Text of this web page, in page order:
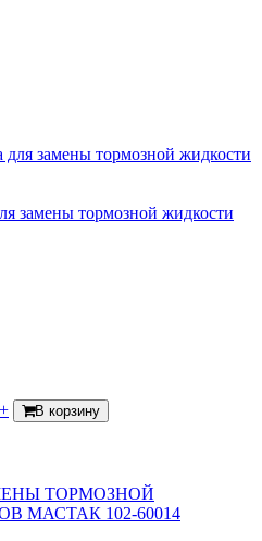
замены тормозной жидкости
+ В корзину